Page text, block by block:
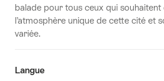
balade pour tous ceux qui
l’atmosphère unique de cette cité et
variée.
Langue